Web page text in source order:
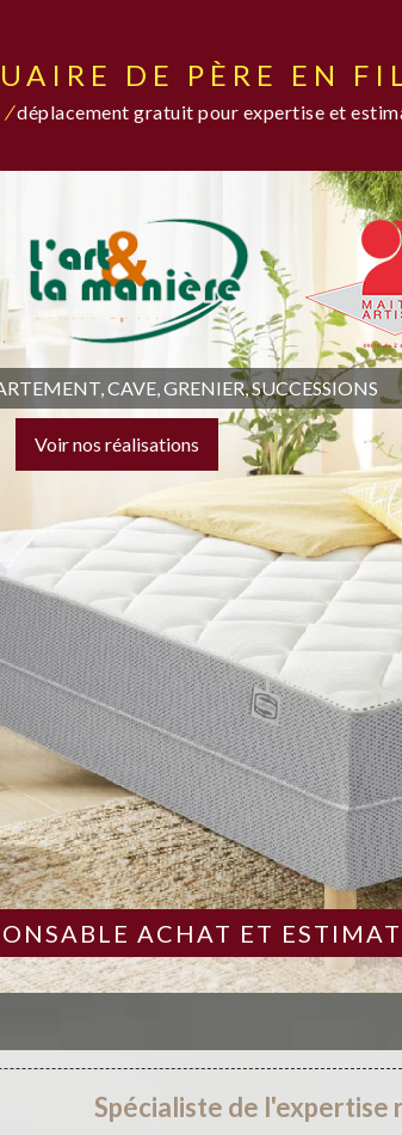
DE PÈRE EN
/déplacement gratuit pour expertise et
CAVE, GRENIER, SUCCESSIONS
Voir nos réalisations
ACHAT ET
Spécialiste de l'expertise